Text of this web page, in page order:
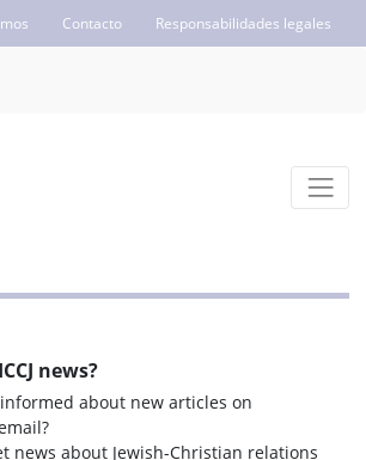
Contacto Responsabilidades legales
news?
about new articles on
news about Jewish-Christian relations